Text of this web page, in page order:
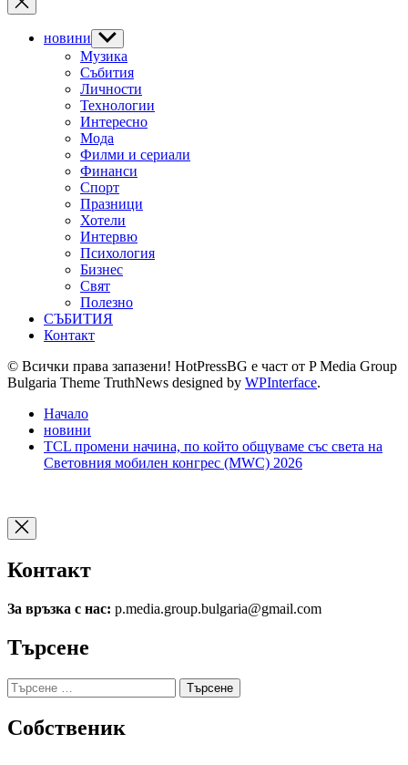
новини Show
sub
menu
Музика
Събития
Личности
Технологии
Интересно
Мода
Филми и сериали
Финанси
Спорт
Празници
Хотели
Интервю
Психология
Бизнес
Свят
Полезно
СЪБИТИЯ
Контакт
© Всички права запазени! HotPressBG е част от P Media Group
Bulgaria Theme TruthNews designed by WPInterface.
Начало
новини
TCL промени начина, по който общуваме със света на
Световния мобилен конгрес (MWC) 2026
Контакт
За връзка с нас: p.media.group.bulgaria@gmail.com
Търсене
Търсене
за:
Собственик